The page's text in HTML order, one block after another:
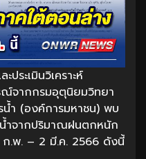
ระเมินวิเคราะห์
จากกรมอุตุนิยมวิทยา
น้ำ (องค์การมหาชน) พบ
ำจากปริมาณฝนตกหนัก
ก.พ. – 2 มี.ค. 2566 ดังนี้